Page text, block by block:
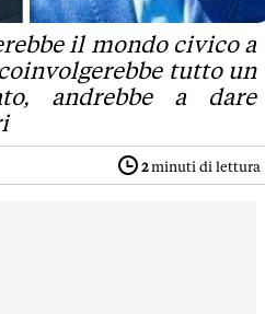
il mondo civico a
tutto un
andrebbe a dare
2minuti di lettura